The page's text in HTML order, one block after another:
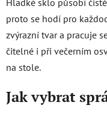
proto se hodí pro
zvýrazní tvar a pracuje
čitelné i při večerním
na stole.
Jak vybrat